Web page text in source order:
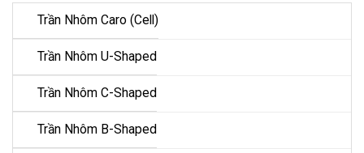
Trần Nhôm Caro (Cell)
Trần Nhôm U-Shaped
Trần Nhôm C-Shaped
Trần Nhôm B-Shaped